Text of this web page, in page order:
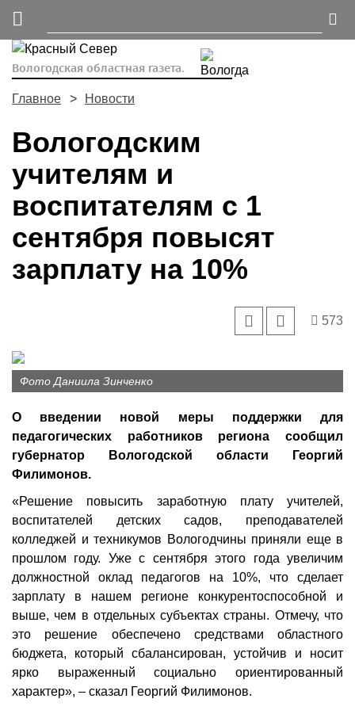
Вологодская областная газета.
Главное Новости
Вологодским
учителям и
воспитателям с 1
сентября повысят
зарплату на 10%
573
Фото Даниила Зинченко
О введении новой меры поддержки для
педагогических работников региона сообщил
губернатор Вологодской области Георгий
Филимонов.
«Решение повысить заработную плату учителей,
воспитателей детских садов, преподавателей
колледжей и техникумов Вологодчины приняли еще в
прошлом году. Уже с сентября этого года увеличим
должностной оклад педагогов на 10%, что сделает
зарплату в нашем регионе конкурентоспособной и
выше, чем в отдельных субъектах страны. Отмечу, что
это решение обеспечено средствами областного
бюджета, который сбалансирован, устойчив и носит
ярко выраженный социально ориентированный
характер», – сказал Георгий Филимонов.